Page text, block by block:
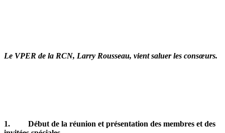
Le VPER de la RCN, Larry Rousseau, vient saluer les consœurs.
1. Début de la réunion et présentation des membres et des